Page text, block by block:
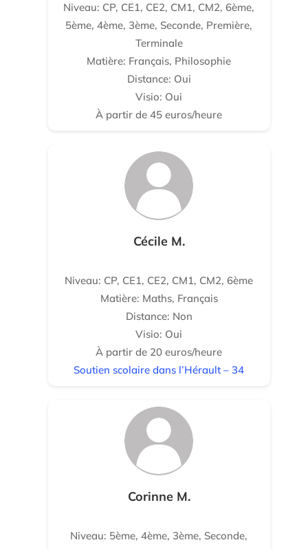
Niveau: CP, CE1, CE2, CM1, CM2, 6ème,
5ème, 4ème, 3ème, Seconde, Première,
Terminale
Matière: Français, Philosophie
Distance: Oui
Visio: Oui
À partir de 45 euros/heure
Cécile M.
Niveau: CP, CE1, CE2, CM1, CM2, 6ème
Matière: Maths, Français
Distance: Non
Visio: Oui
À partir de 20 euros/heure
Soutien scolaire dans l’Hérault – 34
Corinne M.
Niveau: 5ème, 4ème, 3ème, Seconde,